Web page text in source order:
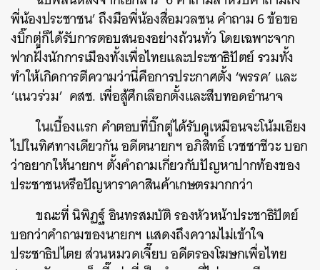
พี่น้องประชาชน’ ถึงมือพี่น้องสื่อมวลชน คำถาม 6 ข้อขอ
งบิ๊กตู่ก็ได้รับการตอบสนองอย่างถ้วนทั่ว โดยเฉพาะจาก
ฟากฝั่งนักการเมืองทั้งเพื่อไทยและประชาธิปัตย์ รวมทั้ง
ทำให้เกิดการตีความว่านี่คือการประกาศตั้ง ‘พรรค’ และ
‘แนวร่วม’ คสช. เพื่อสู้ศึกเลือกตั้งและสืบทอดอำนาจ
ในเบื้องแรก คำตอบที่บิ๊กตู่ได้รับดูเหมือนจะโน้มเอียง
ไปในทิศทางเดียวกัน อดีตนายกฯ อภิสิทธิ์ เวชชาชีวะ บอก
ว่าอยากให้นายกฯ ตั้งคำถามเกี่ยวกับปัญหาปากท้องของ
ประชาชนหรือปัญหาราคาสินค้าเกษตรมากกว่า
ขณะที่ นิพิฏฐ์ อินทรสมบัติ รองหัวหน้าประชาธิปัตย์
บอกว่าคำถามของนายกฯ แสดงถึงความไม่เข้าใจ
ประชาธิปไตย ส่วนหมวดเจี๊ยบ อดีตรองโฆษกเพื่อไทย